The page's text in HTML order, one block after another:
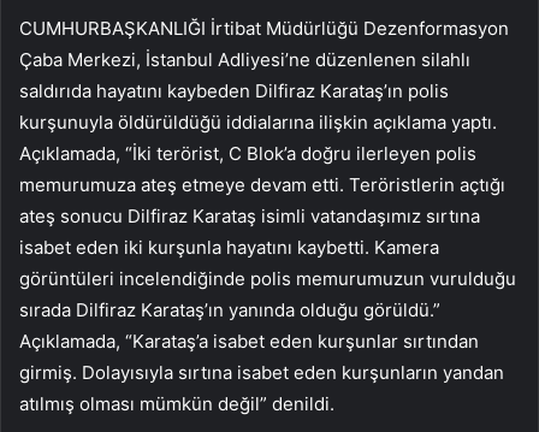
CUMHURBAŞKANLIĞI İrtibat Müdürlüğü Dezenformasyon
Çaba Merkezi, İstanbul Adliyesi’ne düzenlenen silahlı
saldırıda hayatını kaybeden Dilfiraz Karataş’ın polis
kurşunuyla öldürüldüğü iddialarına ilişkin açıklama yaptı.
Açıklamada, “İki terörist, C Blok’a doğru ilerleyen polis
memurumuza ateş etmeye devam etti. Teröristlerin açtığı
ateş sonucu Dilfiraz Karataş isimli vatandaşımız sırtına
isabet eden iki kurşunla hayatını kaybetti. Kamera
görüntüleri incelendiğinde polis memurumuzun vurulduğu
sırada Dilfiraz Karataş’ın yanında olduğu görüldü.”
Açıklamada, “Karataş’a isabet eden kurşunlar sırtından
girmiş. Dolayısıyla sırtına isabet eden kurşunların yandan
atılmış olması mümkün değil” denildi.